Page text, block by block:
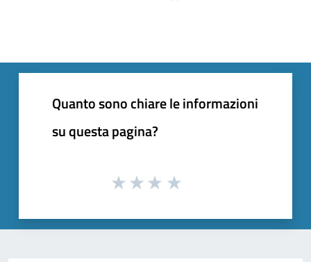
Quanto sono chiare le informazioni
su questa pagina?